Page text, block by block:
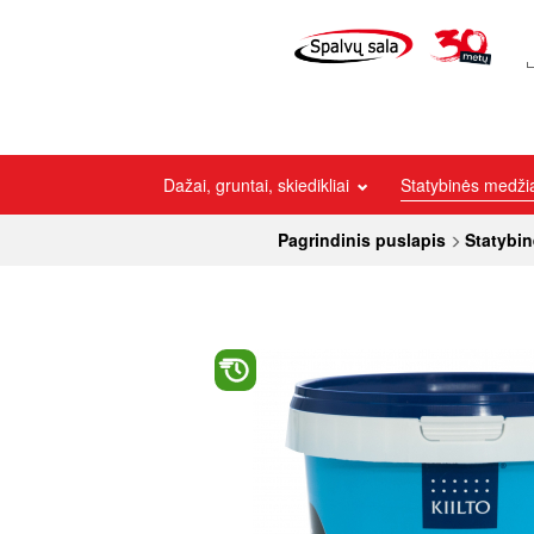
Dažai, gruntai, skiedikliai Statybinės
Pagrindinis puslapis